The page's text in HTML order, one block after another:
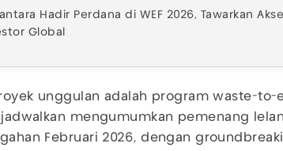
Hadir Perdana di WEF 2026, Tawarkan
Global
unggulan adalah program waste-to-
mengumumkan pemenang
Februari 2026, dengan